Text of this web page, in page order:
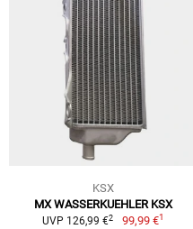
KSX
MX WASSERKUEHLER KSX
UVP 126,99 €2 99,99 €1